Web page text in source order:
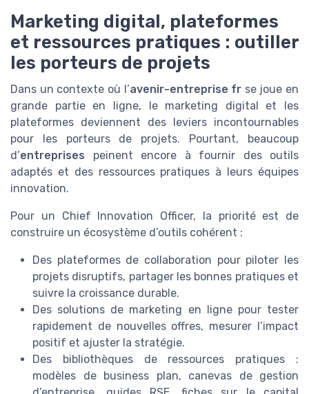
Marketing digital, plateformes
et ressources pratiques : outiller
les porteurs de projets
Dans un contexte où l’avenir-entreprise fr se joue en
grande partie en ligne, le marketing digital et les
plateformes deviennent des leviers incontournables
pour les porteurs de projets. Pourtant, beaucoup
d’entreprises peinent encore à fournir des outils
adaptés et des ressources pratiques à leurs équipes
innovation.
Pour un Chief Innovation Officer, la priorité est de
construire un écosystème d’outils cohérent :
Des plateformes de collaboration pour piloter les
projets disruptifs, partager les bonnes pratiques et
suivre la croissance durable.
Des solutions de marketing en ligne pour tester
rapidement de nouvelles offres, mesurer l’impact
positif et ajuster la stratégie.
Des bibliothèques de ressources pratiques :
modèles de business plan, canevas de gestion